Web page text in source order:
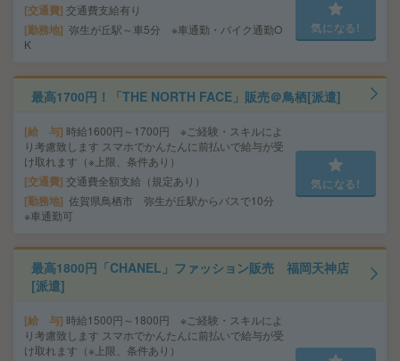
交通費 交通費支給有り
勤務地 弥生が丘駅～車5分 ※車通勤・バイク通勤O
K
気になる!
最高1700円！「THE NORTH FACE」販売＠鳥栖[派遣]
給 与 時給1600円～1700円 ※ご経験・スキルによ
り考慮致します スマホでかんたんに前払いで給与が受
け取れます（※上限、条件あり）
交通費 交通費全額支給（規定あり）
勤務地 佐賀県鳥栖市 弥生が丘駅からバスで10分
※車通勤可
気になる!
最高1800円「CHANEL」ファッション販売 福岡天神店
[派遣]
給 与 時給1500円～1800円 ※ご経験・スキルによ
り考慮致します スマホでかんたんに前払いで給与が受
け取れます（※上限、条件あり）